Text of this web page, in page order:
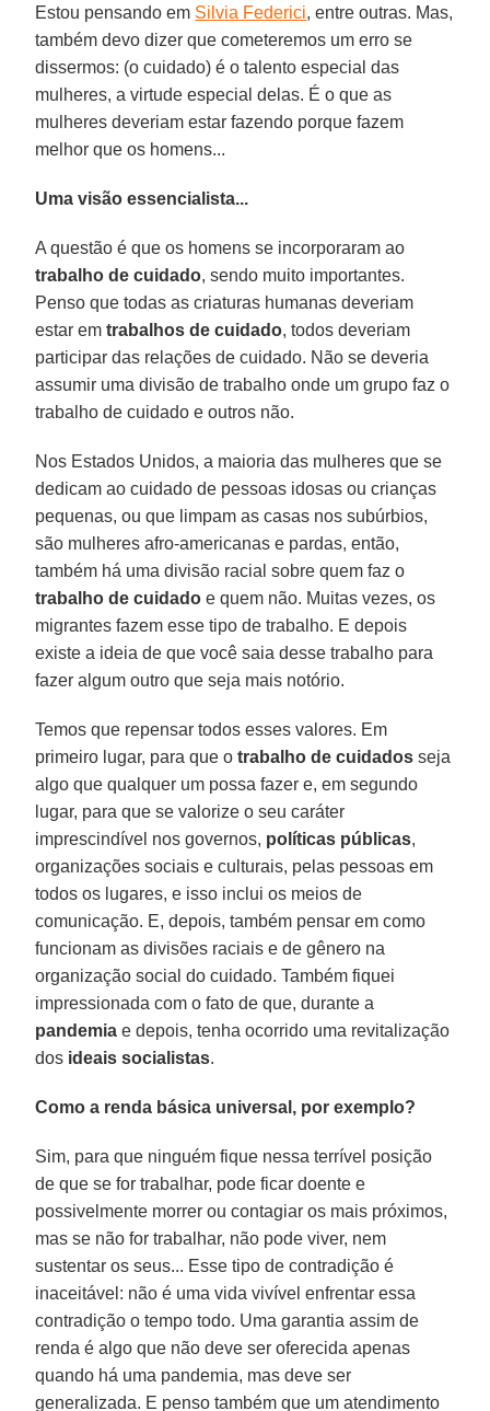
Estou pensando em Silvia Federici, entre outras. Mas,
também devo dizer que cometeremos um erro se
dissermos: (o cuidado) é o talento especial das
mulheres, a virtude especial delas. É o que as
mulheres deveriam estar fazendo porque fazem
melhor que os homens...
Uma visão essencialista...
A questão é que os homens se incorporaram ao
trabalho de cuidado, sendo muito importantes.
Penso que todas as criaturas humanas deveriam
estar emtrabalhos de cuidado, todos deveriam
participar das relações de cuidado. Não se deveria
assumir uma divisão de trabalho onde um grupo faz o
trabalho de cuidado e outros não.
Nos Estados Unidos, a maioria das mulheres que se
dedicam ao cuidado de pessoas idosas ou crianças
pequenas, ou que limpam as casas nos subúrbios,
são mulheres afro-americanas e pardas, então,
também há uma divisão racial sobre quem faz o
trabalho de cuidado e quem não. Muitas vezes, os
migrantes fazem esse tipo de trabalho. E depois
existe a ideia de que você saia desse trabalho para
fazer algum outro que seja mais notório.
Temos que repensar todos esses valores. Em
primeiro lugar, para que otrabalho de cuidados seja
algo que qualquer um possa fazer e, em segundo
lugar, para que se valorize o seu caráter
imprescindível nos governos, políticas públicas,
organizações sociais e culturais, pelas pessoas em
todos os lugares, e isso inclui os meios de
comunicação. E, depois, também pensar em como
funcionam as divisões raciais e de gênero na
organização social do cuidado. Também fiquei
impressionada com o fato de que, durante a
pandemia e depois, tenha ocorrido uma revitalização
dos ideais socialistas.
Como a renda básica universal, por exemplo?
Sim, para que ninguém fique nessa terrível posição
de que se for trabalhar, pode ficar doente e
possivelmente morrer ou contagiar os mais próximos,
mas se não for trabalhar, não pode viver, nem
sustentar os seus... Esse tipo de contradição é
inaceitável: não é uma vida vivível enfrentar essa
contradição o tempo todo. Uma garantia assim de
renda é algo que não deve ser oferecida apenas
quando há uma pandemia, mas deve ser
generalizada. E penso também que um atendimento